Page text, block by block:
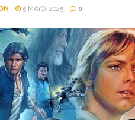
5 MAYO, 2025 0